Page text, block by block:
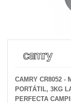
CAMRY CR8052 -
PORTÁTIL, 3KG
PERFECTA